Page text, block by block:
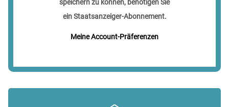
speichern zu können, benötigen Sie
ein Staatsanzeiger-Abonnement.
Meine Account-Präferenzen